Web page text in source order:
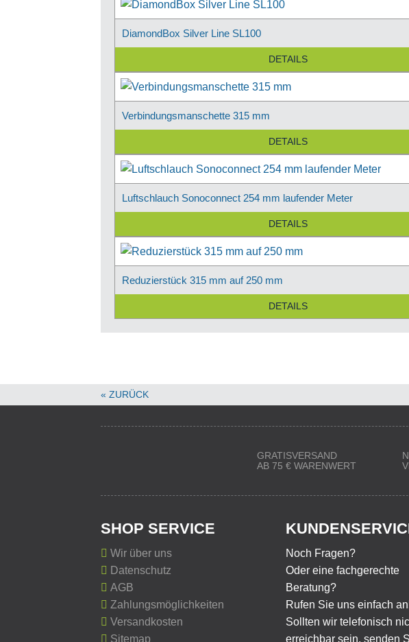
DiamondBox Silver Line SL100
DETAILS
Verbindungsmanschette 315 mm
DETAILS
Luftschlauch Sonoconnect 254 mm laufender Meter
DETAILS
Reduzierstück 315 mm auf 250 mm
DETAILS
« ZURÜCK
GRATISVERSAND
AB 75 € WARENWERT
SHOP SERVICE
Wir über uns
Datenschutz
AGB
Zahlungsmöglichkeiten
Versandkosten
Sitemap
Noch Fragen?
Oder eine fachgerechte
Beratung?
Rufen Sie uns einfach
Sollten wir telefonisch
erreichbar sein, senden